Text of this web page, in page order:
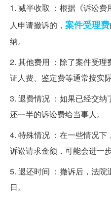
1. 减半收取 ：根据《诉讼
人申请撤诉的， 案件受理费
纳。
2. 其他费用 ：除了案件受理
证人费、鉴定费等通常按实
3. 退费情况 ：如果已经交
还一半的诉讼费给当事人。
4. 特殊情况 ：在一些情况
诉讼请求金额，可能会进一
5. 退还时间 ：撤诉后，法
日。